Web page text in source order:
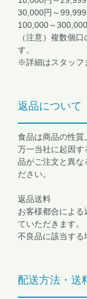
30,000円～
100,000～
（注意）複数個
す。
※詳細はスタッフ
返品について
食品は商品の性質
万一当社に起因す
品がご注文と異な
ださい。
返品送料
お客様都合によ
ていただきます。
不良品に該当する
配送方法・送